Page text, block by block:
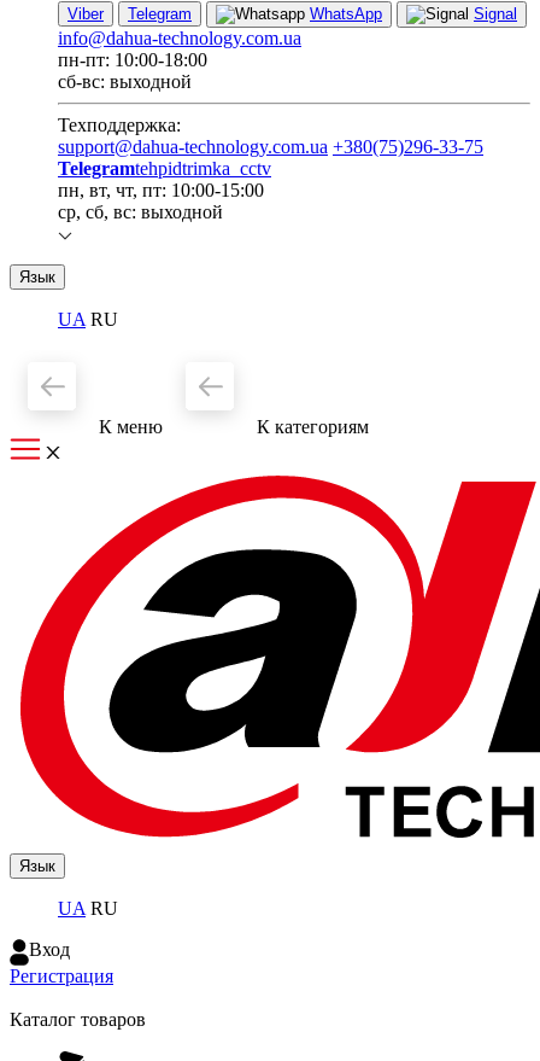
Viber Telegram WhatsApp Signal
info@dahua-technology.com.ua
пн-пт: 10:00-18:00
сб-вс: выходной
Техподдержка:
support@dahua-technology.com.ua +380(75)296-33-75
Telegramtehpidtrimka_cctv
пн, вт, чт, пт: 10:00-15:00
ср, сб, вс: выходной
Язык
UA RU
К меню К категориям
Язык
UA RU
Вход
Регистрация
Каталог товаров